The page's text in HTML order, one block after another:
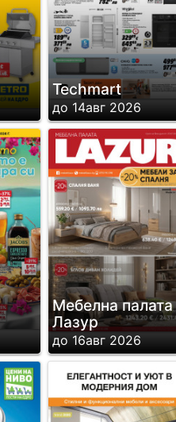
Techmart
до 14авг 2026
Мебелна палата
Лазур
до 16авг 2026